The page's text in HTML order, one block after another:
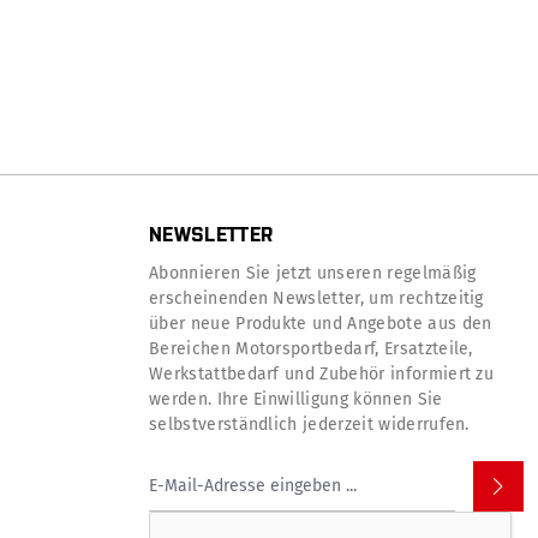
NEWSLETTER
Abonnieren Sie jetzt unseren regelmäßig
erscheinenden Newsletter, um rechtzeitig
über neue Produkte und Angebote aus den
Bereichen Motorsportbedarf, Ersatzteile,
Werkstattbedarf und Zubehör informiert zu
werden. Ihre Einwilligung können Sie
selbstverständlich jederzeit widerrufen.